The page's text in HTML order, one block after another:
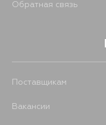
Обратная связь
Поставщикам
Вакансии